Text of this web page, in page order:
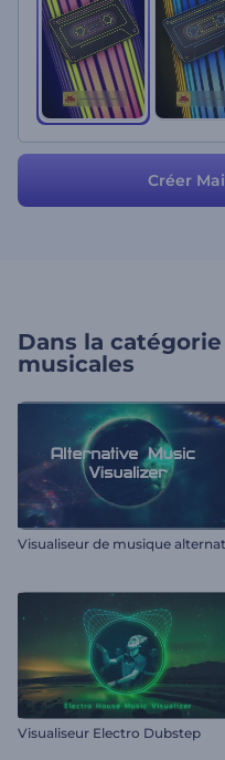
expérience musicale en
Créer
Dans la catégorie
musicales
Visualiseur Electro Dubstep